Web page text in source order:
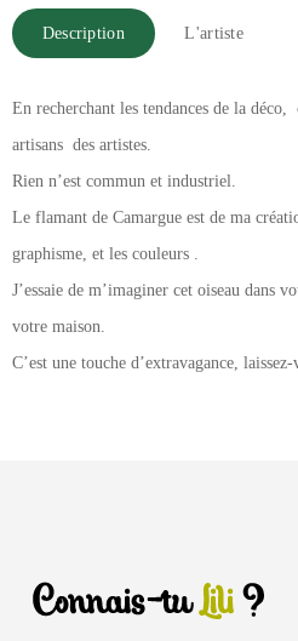
Description L'artiste
En recherchant les tendances de la
artisans des artistes.
Rien n’est commun et industriel.
Le flamant de Camargue est de ma
graphisme, et les couleurs .
J’essaie de m’imaginer cet oiseau dans
votre maison.
C’est une touche d’extravagance,